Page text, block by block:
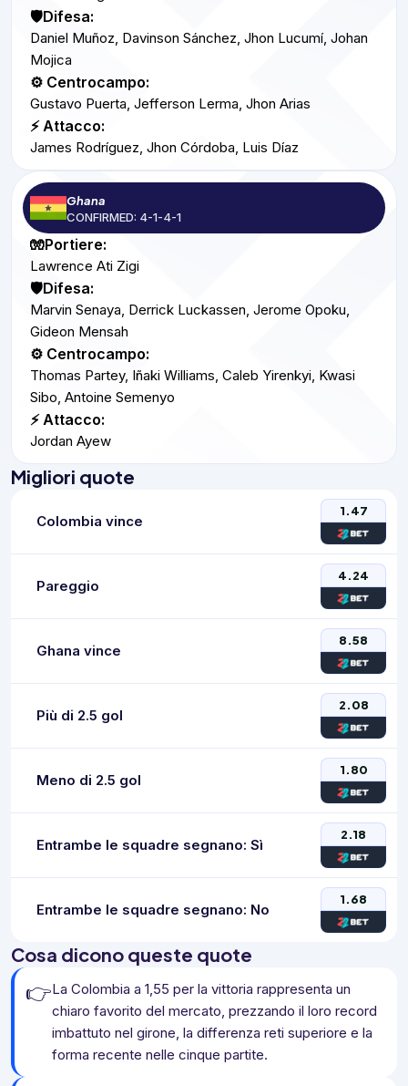
🛡️Difesa:
Daniel Muñoz, Davinson Sánchez, Jhon Lucumí, Johan
Mojica
⚙️ Centrocampo:
Gustavo Puerta, Jefferson Lerma, Jhon Arias
⚡ Attacco:
James Rodríguez, Jhon Córdoba, Luis Díaz
Ghana
CONFIRMED: 4-1-4-1
🧤Portiere:
Lawrence Ati Zigi
🛡️Difesa:
Marvin Senaya, Derrick Luckassen, Jerome Opoku,
Gideon Mensah
⚙️ Centrocampo:
Thomas Partey, Iñaki Williams, Caleb Yirenkyi, Kwasi
Sibo, Antoine Semenyo
⚡ Attacco:
Jordan Ayew
Migliori quote
Colombia vince
1.47
Pareggio
4.24
Ghana vince
8.58
Più di 2.5 gol
2.08
Meno di 2.5 gol
1.80
Entrambe le squadre segnano: Sì
2.18
Entrambe le squadre segnano: No
1.68
Cosa dicono queste quote
👉La Colombia a 1,55 per la vittoria rappresenta un
chiaro favorito del mercato, prezzando il loro record
imbattuto nel girone, la differenza reti superiore e la
forma recente nelle cinque partite.